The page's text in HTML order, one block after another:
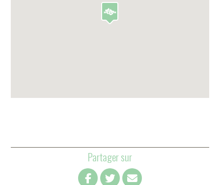
Partager sur